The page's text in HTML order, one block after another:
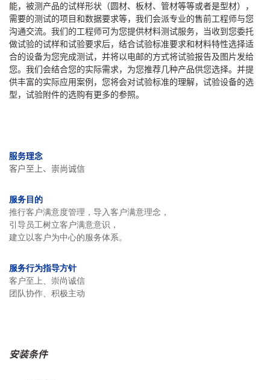
能，被测产品的试样形状（圆材、板材、管材等等或者是型材），
需要的测试的项目和数据要求等，我们会派专业的售前工程师与您
沟通交流。我们的工程师可为您提供材料测试服务，当收到您委托
做试验的试样和试验要求后，结合试验标准要求和材料特性选择适
合的设备为您完成测试，并将以电邮的方式将试验报告及图片发给
您。我们会结合您的实际需求，为您推荐几种产品供您选择。并提
供丰富的实际应用案例，您将会对试验标准的理解，试验设备的选
型，试验附件的选购有更多的参照。
服务理念
客户至上、崇尚诚信
服务目的
推行客户满意度管理，导入客户满意理念，
引导员工树立客户满意意识，
建立以客户为中心的服务体系。
服务行为指导方针
客户至上、崇尚诚信
团队协作、积极主动
安装条件